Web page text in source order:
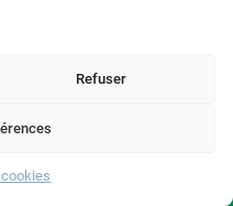
Refuser
Grossesse : 5 Règles